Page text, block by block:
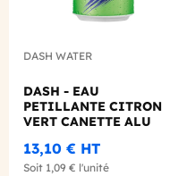
DASH WATER
DASH - EAU
PETILLANTE CITRON
VERT CANETTE ALU
13,10 € HT
Soit 1,09 € l'unité